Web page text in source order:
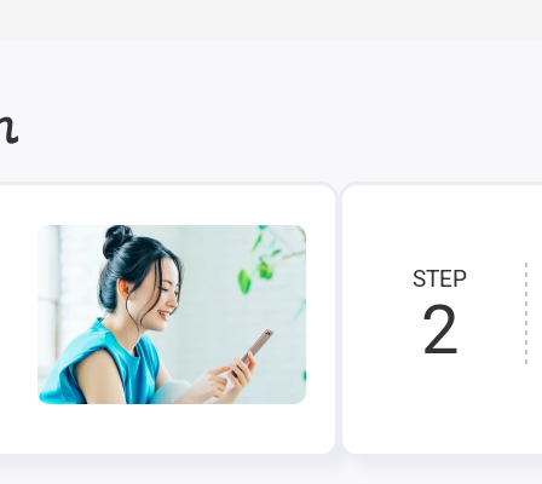
STEP
2